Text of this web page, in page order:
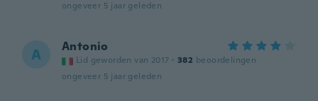
ongeveer 5 jaar geleden
A Antonio
Lid geworden van 2017 · 382 beoordelingen
ongeveer 5 jaar geleden